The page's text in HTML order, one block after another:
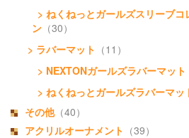
> ねくねっとガールズスリーブコ
ン （30）
> ラバーマット （11）
> NEXTONガールズラバーマット
> ねくねっとガールズラバーマッ
その他（40）
アクリルオーナメント （39）